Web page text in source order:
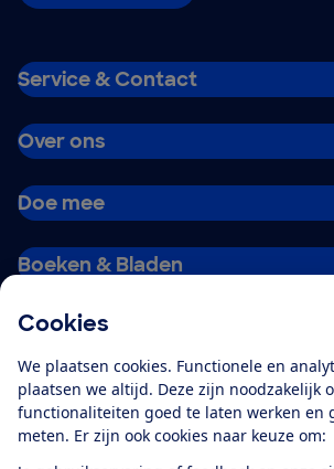
Cookies
We plaatsen cookies. Functionele en
plaatsen we altijd. Deze zijn noodzakelijk
functionaliteiten goed te laten werken en
meten. Er zijn ook cookies naar keuze om:
Service & Contact
Over ons
Doe mee
Boeken & Bladen
Alles over de